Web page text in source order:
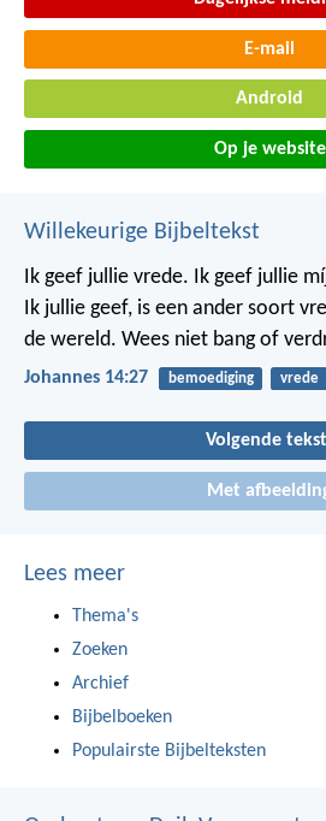
E-mail
Android
Op je website
Willekeurige Bijbeltekst
Ik geef jullie vrede. Ik geef jullie
Ik jullie geef, is een ander soort
de wereld. Wees niet bang of
Johannes 14:27 bemoediging vrede
Volgende
Met
Lees meer
Thema's
Zoeken
Archief
Bijbelboeken
Populairste Bijbelteksten